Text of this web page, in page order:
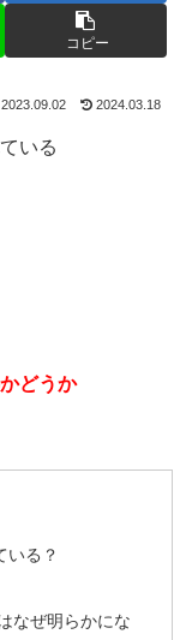
コピー
2023.09.02 2024.03.18
いる
どうか
いる？
なぜ明らかにな